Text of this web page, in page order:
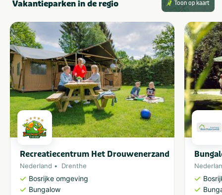
Vakantieparken in de regio Toon op kaart
Recreatiecentrum Het Drouwenerzand
Nederland Drenthe
Bosrijke omgeving
Bungalow